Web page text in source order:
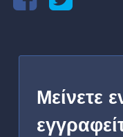
Μείνετε